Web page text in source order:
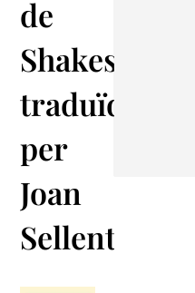
de
Shakespeare
traduïdes
per
Joan
Sellent